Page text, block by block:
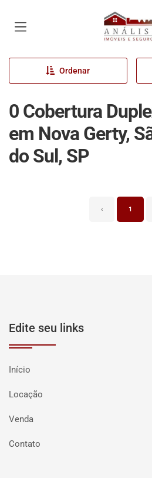
Página
Ordenar
0 Cobertura
em Nova Gerty,
do Sul, SP
‹ 1
Edite seu links
Início
Locação
Venda
Contato